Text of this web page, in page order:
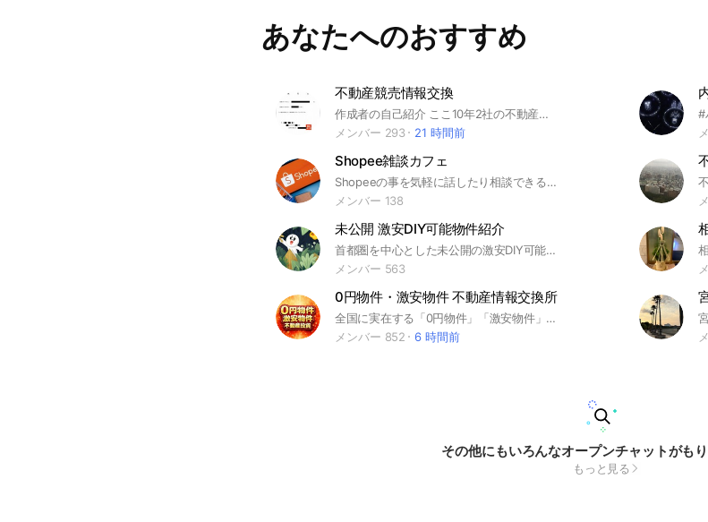
あなたへのおすすめ
不動産競売情報交換
作成者の自己紹介 ここ10年2社の不動産屋にて競売業務に携わる営業マンです。 オープンチャットの説明・目的 昨今、競売市場はブルーオーシャンと言われ、法整備も進み一般の方を含め新規参入が多い市場です。 その割に、情報や、やり方は目につきずらい！有料セミナーや代行業社が不動産屋さん、一般投資家さん向けに多いです。 現在の会社は競売業界では所謂、老舗ですが、新規参入業社様に押され競落できないのも事実！ 会社の為には作っておりません！自己満足です。 ・他社様の査定方法など知ってみたい！情報交換したい！ ・一般の方へ情報公開したい！ 強制執行どうしてる？や、執行補助業者どこはどう？とか突っ込んだ話や、一般ユーザーの方が聞きたい話なんかもできればと思います。 不動産競売に関わる事ならお話ししてみませんか？ 私からは個別具体的な事（査定額や入札額など）はお伝えできませんが、やったことのない方からや、業社様、同業者様との情報交換はどんどんしていきたいと思っております。 #不動産競売 #競売 #強制執行 #住宅ローン #任意売却 #競売業者 #不動産投資 #一般投資家 #企業投資家 #抵当権実行 #債務名義 #引渡命令 #期間入札 #不動産 #不動産業 #不動産屋 #不動産仲介 #リノベーション #買取再販 #リフォーム
メンバー 293
21 時間前
Shopee雑談カフェ
Shopeeの事を気軽に話したり相談できる場がなかったので作成しました。宣伝や勧誘は管理人の許可がない限り禁止です。 少人数ですが気軽にご参加ください🌱
メンバー 138
未公開 激安DIY可能物件紹介
首都圏を中心とした未公開の激安DIY可能物件を紹介してます #DIY可能 #激安 #未公開
メンバー 563
0円物件・激安物件 不動産情報交換所
全国に実在する「0円物件」「激安物件」について 見つけ方・もらい方・使い道・失敗談まで、 リアルな情報をゆるく交換するチャットです。 不動産初心者・これから考えたい人も歓迎。 売り込み・勧誘なし。 「そんな世界があるんだ」と知るだけの参加もOKです。 #不動産投資 #0円物件 #戸建 #空き家 #激安物件
メンバー 852
6 時間前
その他にもいろんなオープンチャットがも
もっと見る